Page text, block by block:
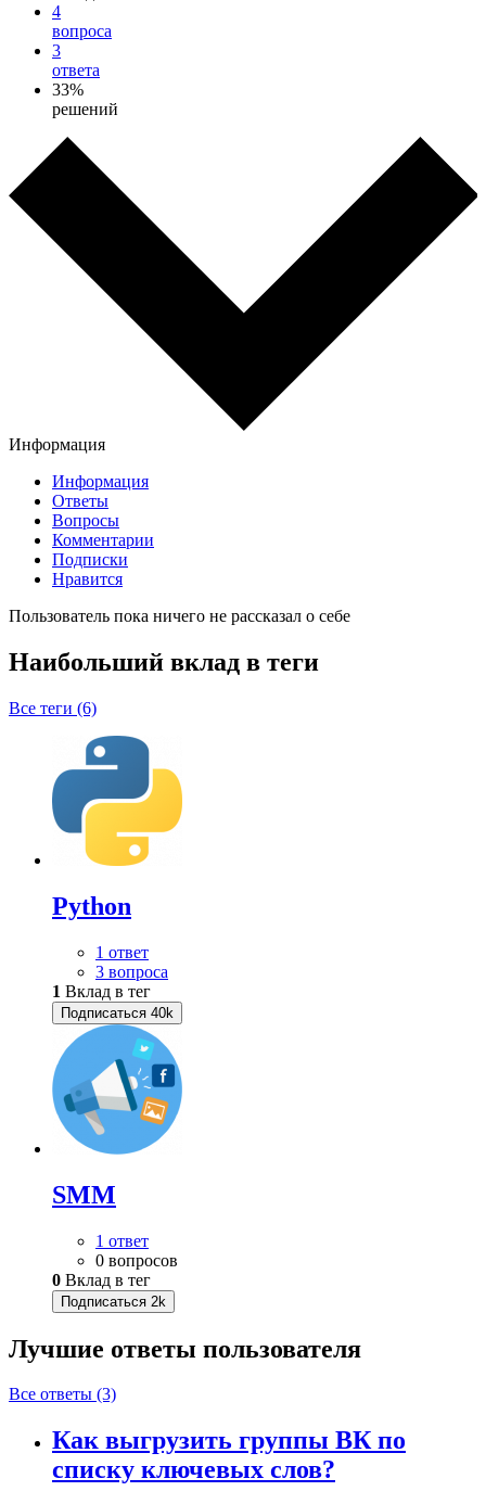
4
вопроса
3
ответа
33%
решений
Информация
Информация
Ответы
Вопросы
Комментарии
Подписки
Нравится
Пользователь пока ничего не рассказал о себе
Наибольший вклад в теги
Все теги (6)
Python
1 ответ
3 вопроса
1 Вклад в тег
Подписаться 40k
SMM
1 ответ
0 вопросов
0 Вклад в тег
Подписаться 2k
Лучшие ответы пользователя
Все ответы (3)
Как выгрузить группы ВК по
списку ключевых слов?